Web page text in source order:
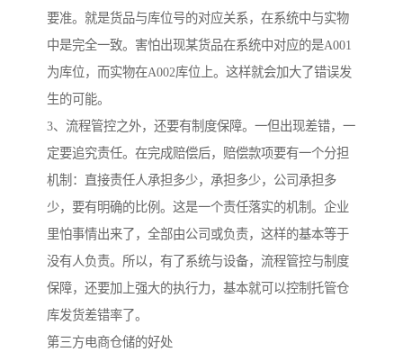
要准。就是货品与库位号的对应关系，在系统中与实物
中是完全一致。害怕出现某货品在系统中对应的是A001
为库位，而实物在A002库位上。这样就会加大了错误发
生的可能。
3、流程管控之外，还要有制度保障。一但出现差错，一
定要追究责任。在完成赔偿后，赔偿款项要有一个分担
机制：直接责任人承担多少，承担多少，公司承担多
少，要有明确的比例。这是一个责任落实的机制。企业
里怕事情出来了，全部由公司或负责，这样的基本等于
没有人负责。所以，有了系统与设备，流程管控与制度
保障，还要加上强大的执行力，基本就可以控制托管仓
库发货差错率了。
第三方电商仓储的好处